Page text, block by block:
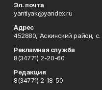
Эл. почта
yantiyak@yandex.ru
Адрес
452880, Аскинский район,
Рекламная служба
8(34771) 2-20-60
Редакция
8(34771) 2-18-50